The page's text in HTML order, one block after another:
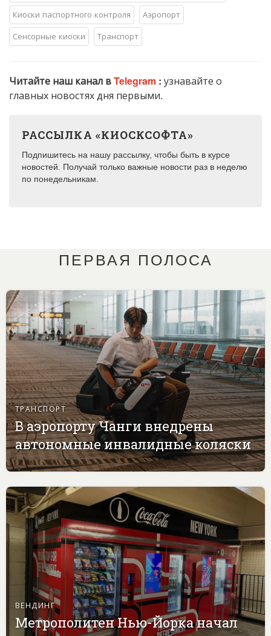
Киоски паспортного контроля
Аэропорт
Сенсорные киоски
Транспорт
Читайте наш канал вTelegram : узнавайте о
главных новостях дня первыми.
РАССЫЛКА «КИОСКСОФТА»
Подпишитесь на нашу рассылку, чтобы быть в курсе
новостей. Получай только важные новости раз в неделю
по понедельникам.
ПЕРВАЯ ПОЛОСА
ТРАНСПОРТ
В аэропорту Чанги внедрены
автономные инвалидные коляски
ВЕНДИНГ
Метрополитен Нью-Йорка начал